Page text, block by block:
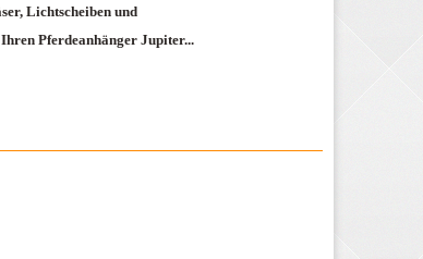
Lichtscheiben und
Pferdeanhänger Jupiter...